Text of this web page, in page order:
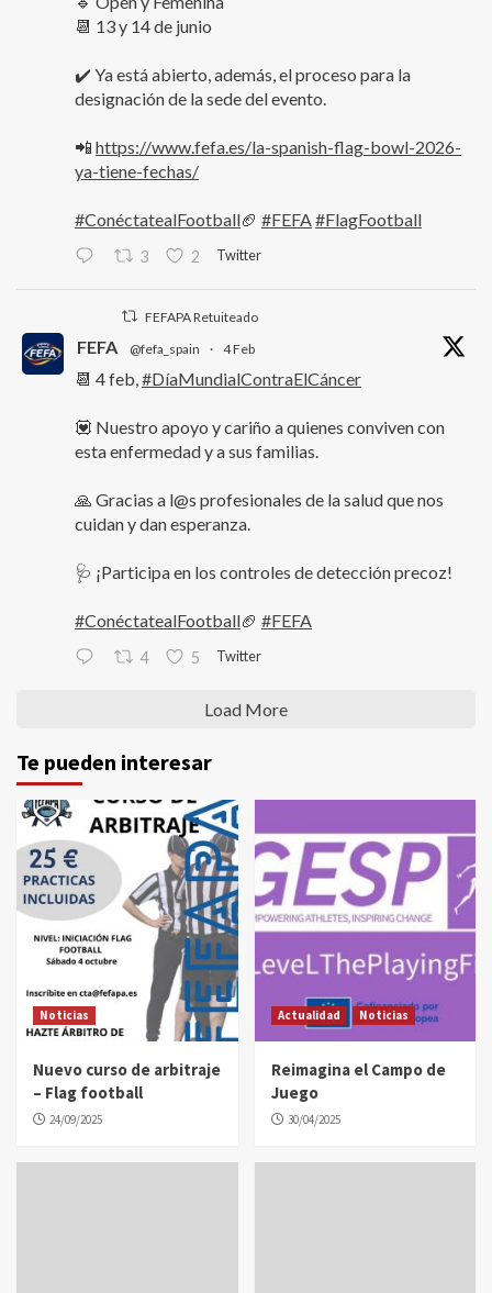
📆 13 y 14 de junio
✔️ Ya está abierto, además, el proceso para la
designación de la sede del evento.
📲 https://www.fefa.es/la-spanish-flag-bowl-2026-
ya-tiene-fechas/
#ConéctatealFootball🏈 #FEFA#FlagFootball
3 2 Twitter
FEFAPA Retuiteado
FEFA @fefa_spain · 4 Feb
📆 4 feb,#DíaMundialContraElCáncer
💟 Nuestro apoyo y cariño a quienes conviven con
esta enfermedad y a sus familias.
🙏 Gracias a l@s profesionales de la salud que nos
cuidan y dan esperanza.
🩺 ¡Participa en los controles de detección precoz!
#ConéctatealFootball🏈 #FEFA
4 5 Twitter
Load More
Te pueden interesar
Noticias
Nuevo curso de arbitraje
– Flag football
24/09/2025
Actualidad Noticias
Reimagina el Campo de
Juego
30/04/2025